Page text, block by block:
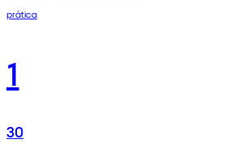
prática
1
30